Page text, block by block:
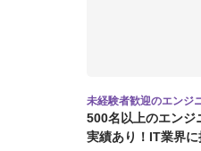
未経験者歓迎のエンジ
500名以上のエンジ
実績あり！IT業界